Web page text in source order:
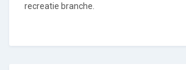
recreatie branche.